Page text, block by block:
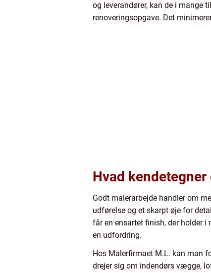
og leverandører, kan de i mange
renoveringsopgave. Det
Hvad
Godt malerarbejde handler om
udførelse og et skarpt øje for
får en ensartet finish, der holder
en udfordring.
Hos Malerfirmaet M.L. kan man
drejer sig om indendørs vægge,